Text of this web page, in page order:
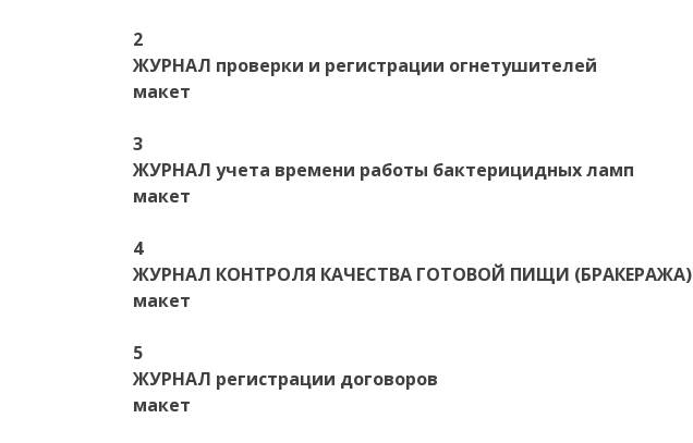
2
ЖУРНАЛ проверки и регистрации огнетушителей
макет
3
ЖУРНАЛ учета времени работы бактерицидных ламп
макет
4
ЖУРНАЛ КОНТРОЛЯ КАЧЕСТВА ГОТОВОЙ ПИЩИ (БРАКЕРАЖА)
макет
5
ЖУРНАЛ регистрации договоров
макет